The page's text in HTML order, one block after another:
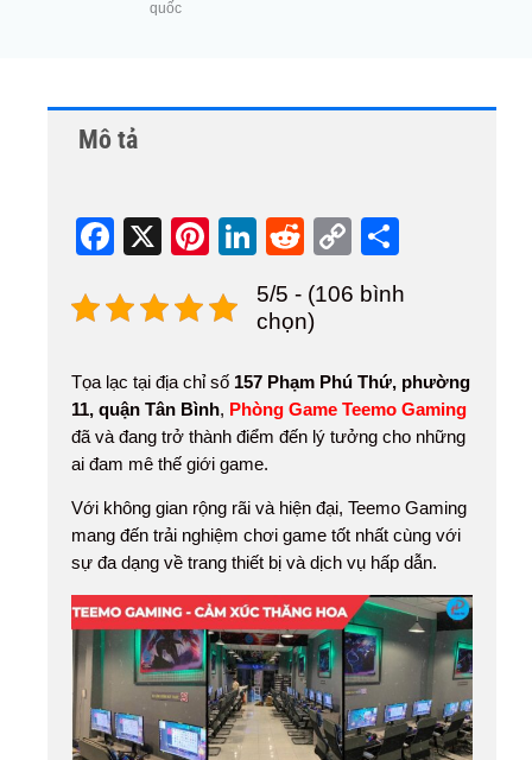
quốc
Mô tả
F
c
b
o
o
k
X
Pi
er
st
Li
n
k
dI
n
R
e
d
t
C
o
p
Li
n
ar
5/5 - (106 bình
chọn)
Tọa lạc tại địa chỉ số 157 Phạm Phú Thứ, phường
11, quận Tân Bình, Phòng Game Teemo Gaming
đã và đang trở thành điểm đến lý tưởng cho những
ai đam mê thế giới game.
Với không gian rộng rãi và hiện đại, Teemo Gaming
mang đến trải nghiệm chơi game tốt nhất cùng với
sự đa dạng về trang thiết bị và dịch vụ hấp dẫn.